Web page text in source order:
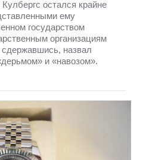
остался крайне
ему
государством
организациям
назвал
и «навозом».